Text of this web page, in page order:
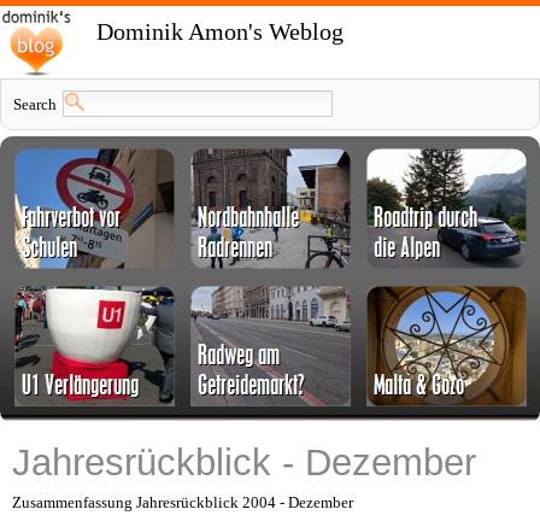
Dominik Amon's Weblog
Search
Jahresrückblick - Dezember
Zusammenfassung Jahresrückblick 2004 - Dezember